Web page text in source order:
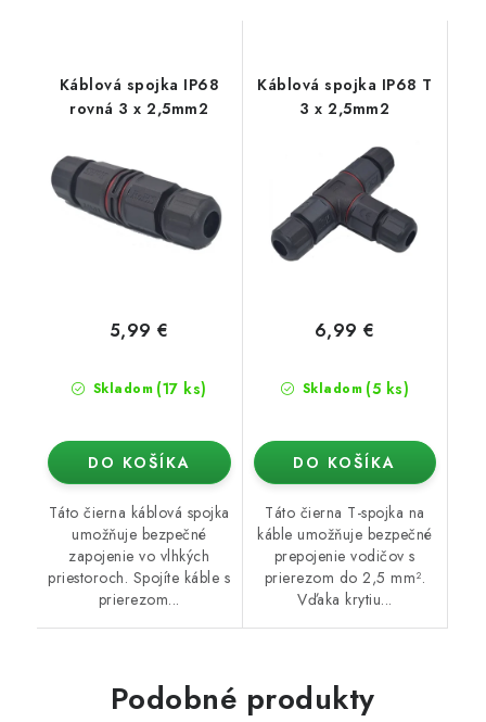
Káblová spojka IP68
rovná 3 x 2,5mm2
Skladom (17 ks)
5,99 €
DO KOŠÍKA
Táto čierna káblová spojka
umožňuje bezpečné
zapojenie vo vlhkých
priestoroch. Spojíte káble s
prierezom...
Káblová spojka IP68 T
3 x 2,5mm2
Skladom (5 ks)
6,99 €
DO KOŠÍKA
Táto čierna T-spojka na
káble umožňuje bezpečné
prepojenie vodičov s
prierezom do 2,5 mm².
Vďaka krytiu...
Podobné produkty